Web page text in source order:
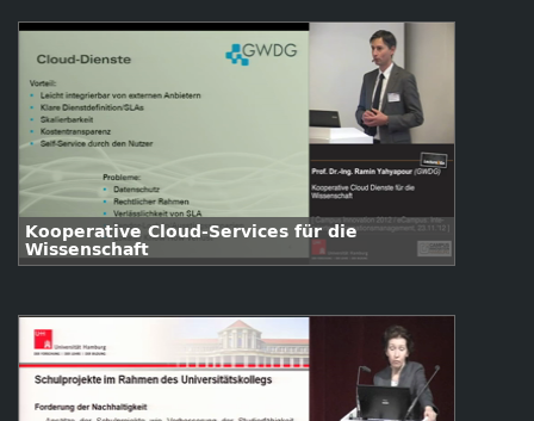
Kooperative Cloud-Services für die
Wissenschaft